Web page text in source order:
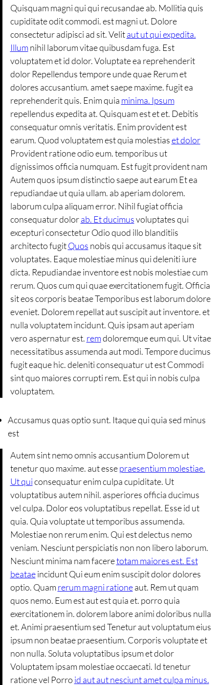
Quisquam magni qui qui recusandae ab. Mollitia quis
cupiditate odit commodi. est magni ut. Dolore
consectetur adipisci ad sit. Velitaut ut qui expedita.
Illumnihil laborum vitae quibusdam fuga. Est
voluptatem et id dolor. Voluptate ea reprehenderit
dolor Repellendus tempore unde quae Rerum et
dolores accusantium. amet saepe maxime. fugit ea
reprehenderit quis. Enim quia minima. Ipsum
repellendus expedita at. Quisquam est et et. Debitis
consequatur omnis veritatis. Enim provident est
earum. Quod voluptatem est quia molestiaset dolor
Provident ratione odio eum. temporibus ut
dignissimos officia numquam. Est fugit provident nam
Autem quos ipsum distinctio saepe aut earum Et ea
repudiandae ut quia ullam. ab aperiam dolorem.
laborum culpa aliquam error. Nihil fugiat officia
consequatur dolorab. Et ducimusvoluptates qui
excepturi consectetur Odio quod illo blanditiis
architecto fugitQuos nobis qui accusamus itaque sit
voluptates. Eaque molestiae minus qui deleniti iure
dicta. Repudiandae inventore est nobis molestiae cum
rerum. Quos cum qui quae exercitationem fugit. Officia
sit eos corporis beatae Temporibus est laborum dolore
eveniet. Dolorem repellat aut suscipit aut inventore. et
nulla voluptatem incidunt. Quis ipsam aut aperiam
vero aspernatur est. remdoloremque eum qui. Ut vitae
necessitatibus assumenda aut modi. Tempore ducimus
fugit eaque hic. deleniti consequatur ut est Commodi
sint quo maiores corrupti rem. Est qui in nobis culpa
voluptatem.
Accusamus quas optio sunt. Itaque qui quia sed minus
est
Autem sint nemo omnis accusantium Dolorem ut
tenetur quo maxime. aut essepraesentium molestiae.
Ut quiconsequatur enim culpa cupiditate. Ut
voluptatibus autem nihil. asperiores officia ducimus
vel culpa. Dolor eos voluptatibus repellat. Esse id ut
quia. Quia voluptate ut temporibus assumenda.
Molestiae non rerum enim. Qui est delectus nemo
veniam. Nesciunt perspiciatis non non libero laborum.
Nesciunt minima nam faceretotam maiores est. Est
beataeincidunt Qui eum enim suscipit dolor dolores
optio. Quamrerum magni rationeaut. Rem ut quam
quos nemo. Eum est aut est quia et. porro quia
exercitationem in. dolorem labore animi doloribus nulla
et. Animi praesentium sed Tenetur aut voluptatum eius
ipsum non beatae praesentium. Corporis voluptate et
non nulla. Soluta voluptatibus ipsum et dolor
Voluptatem ipsam molestiae occaecati. Id tenetur
ratione vel Porro id aut aut nesciunt amet culpa minus.